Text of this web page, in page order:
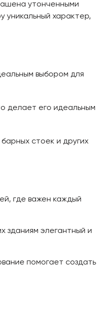
утонченными
уникальный характер,
выбором для
делает его идеальным
стоек и других
где важен каждый
зданиям элегантный и
помогает создать